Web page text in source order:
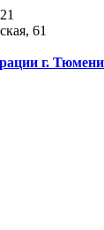
61
г. Тюмени